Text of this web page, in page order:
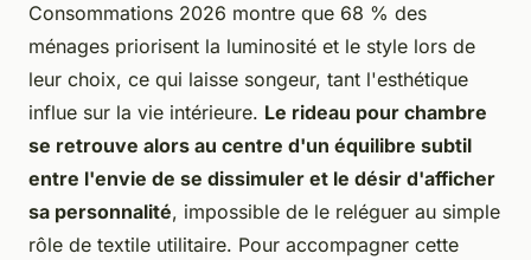
Consommations 2026 montre que 68 % des
ménages priorisent la luminosité et le style lors de
leur choix, ce qui laisse songeur, tant l'esthétique
influe sur la vie intérieure. Le rideau pour chambre
se retrouve alors au centre d'un équilibre subtil
entre l'envie de se dissimuler et le désir d'afficher
sa personnalité, impossible de le reléguer au simple
rôle de textile utilitaire. Pour accompagner cette